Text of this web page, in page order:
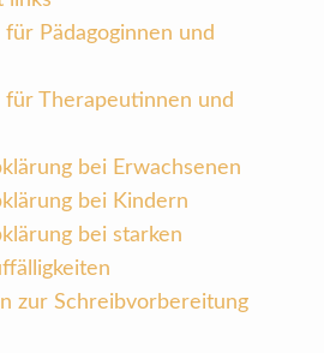
für Pädagoginnen und
für Therapeutinnen und
bei Erwachsenen
bei Kindern
bei starken
zur Schreibvorbereitung